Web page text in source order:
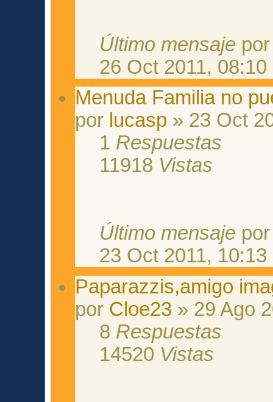
Último mensaje
26 Oct 2011, 08:10
Menuda Familia no
por lucasp » 23 Oct
1 Respuestas
11918 Vistas
Último mensaje
23 Oct 2011, 10:13
Paparazzis,amigo
por Cloe23 » 29 Ago
8 Respuestas
14520 Vistas